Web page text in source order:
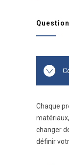
Chaque
changer
définir